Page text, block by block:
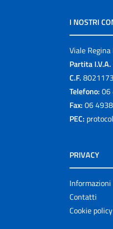
I NOSTRI
Viale
Partita I.V.A.
C.F.
Telefono: 06
Fax: 06
PEC:
PRIVACY
Contatti
Cookie policy